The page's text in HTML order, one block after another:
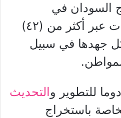
السودان في
القنصليات والسفارات عبر أكثر من (٤٢)
جهدها في سبيل
للتطوير والتحديث
باستخراج